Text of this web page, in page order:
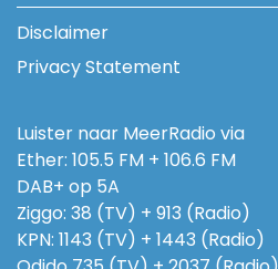
Disclaimer
Privacy Statement
Luister naar MeerRadio via
Ether: 105.5 FM + 106.6 FM
DAB+ op 5A
Ziggo: 38 (TV) + 913 (Radio)
KPN: 1143 (TV) + 1443 (Radio)